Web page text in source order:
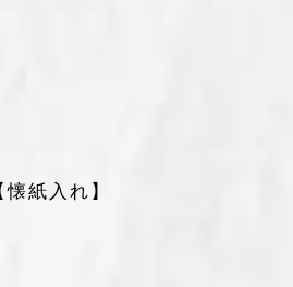
懐紙入れ】